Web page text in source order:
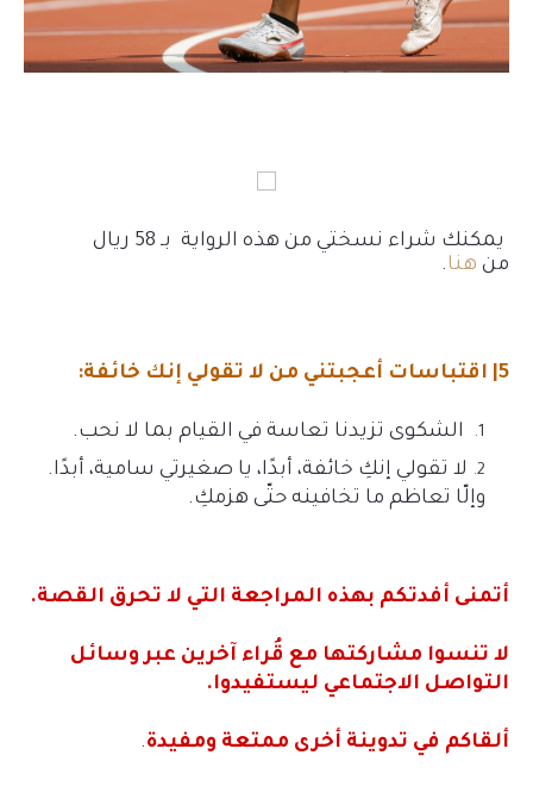
يمكنك شراء نسختي من هذه الرواية بـ 58 ريال
من هنا.
5| اقتباسات أعجبتني من لا تقولي إنك خائفة:
الشكوى تزيدنا تعاسة في القيام بما لا نحب.
لا تقولي إنكِ خائفة، أبدًا، يا صغيرتي سامية، أبدًا.
وإلّا تعاظم ما تخافينه حتّى هزمكِ.
أتمنى أفدتكم بهذه المراجعة التي لا تحرق القصة.
لا تنسوا مشاركتها مع قُراء آخرين عبر وسائل
التواصل الاجتماعي ليستفيدوا.
ألقاكم في تدوينة أخرى ممتعة ومفيدة.